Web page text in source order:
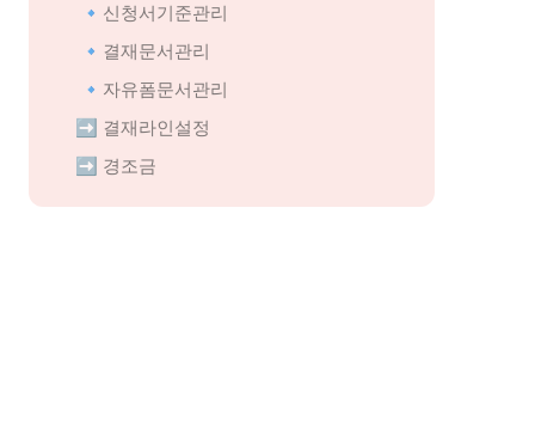
🔹신청서기준관리
🔹결재문서관리
🔹자유폼문서관리
➡️ 결재라인설정
➡️ 경조금